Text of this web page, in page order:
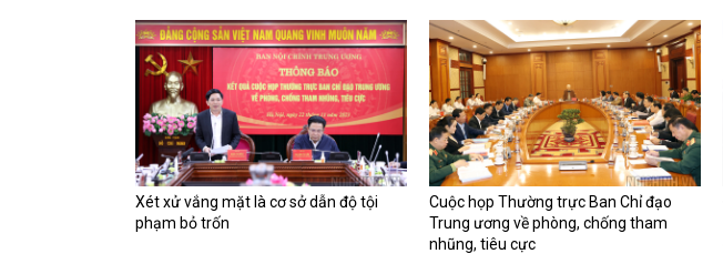
Xét xử vắng mặt là cơ sở dẫn độ tội
phạm bỏ trốn
Cuộc họp Thường trực Ban Chỉ đạo
Trung ương về phòng, chống tham
nhũng, tiêu cực